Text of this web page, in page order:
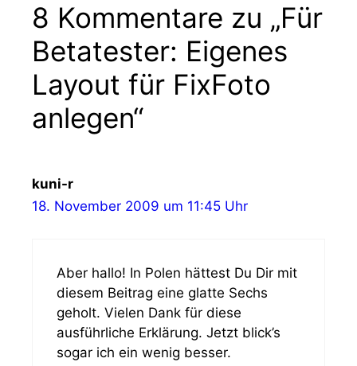
8 Kommentare zu „Für
Betatester: Eigenes
Layout für FixFoto
anlegen“
kuni-r
18. November 2009 um 11:45 Uhr
Aber hallo! In Polen hättest Du Dir mit
diesem Beitrag eine glatte Sechs
geholt. Vielen Dank für diese
ausführliche Erklärung. Jetzt blick’s
sogar ich ein wenig besser.